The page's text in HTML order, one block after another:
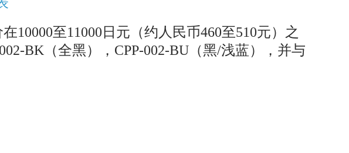
至11000日元（约人民币460至510元）之
BK（全黑），CPP-002-BU（黑/浅蓝），并与